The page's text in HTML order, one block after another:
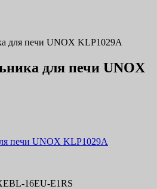
для печи UNOX KLP1029A
для печи UNOX
16EU-E1RS